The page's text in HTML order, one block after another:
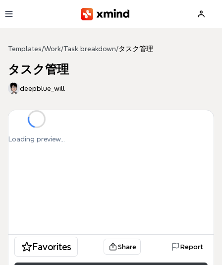
Templates/Work/Task breakdown/タスク管理
タスク管理
deepblue_will
Loading preview...
Favorites Share Report